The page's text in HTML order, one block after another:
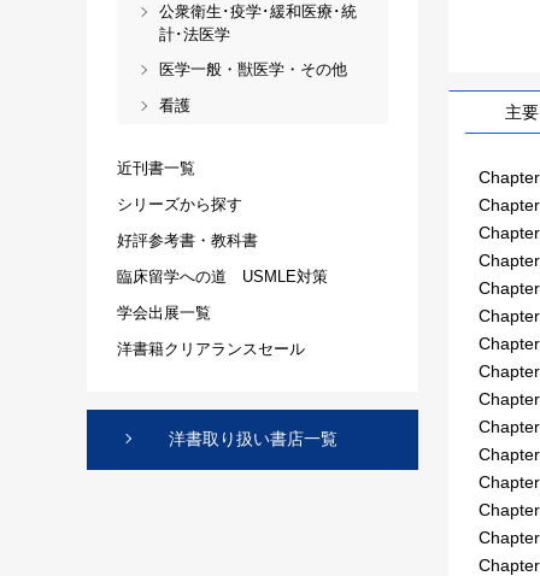
主
公衆衛生･疫学･緩和医療･統
計･法医学
医学一般・獣医学・その他
看護
近刊書一覧
シリーズから探す
好評参考書・教科書
臨床留学への道 USMLE対策
学会出展一覧
洋書籍クリアランスセール
洋書取り扱い書店一覧